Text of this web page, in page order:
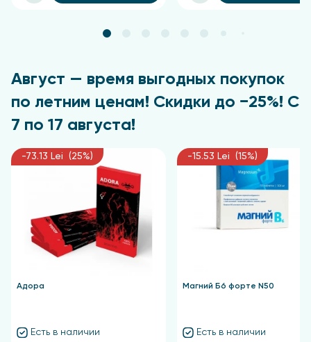
эфирное можжевельника, лимонен.
Противопоказания
Индивидуальная непереносимость компонентов.
Август — время выгодных покупок
по летним ценам! Скидки до −25%! С
7 по 17 августа!
-73.13 Lei (25%)
Адора
Есть в наличии
-15.53 Lei (15%)
Магний Б6 форте N50
Есть в наличии